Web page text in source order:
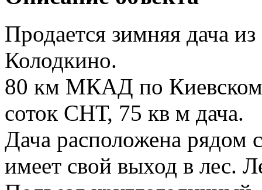
Продается зимняя дача
Колодкино.
80 км МКАД по
соток СНТ, 75 кв м дача.
Дача расположена рядом
имеет свой выход в лес.